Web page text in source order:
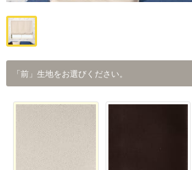
「前」生地をお選びください。